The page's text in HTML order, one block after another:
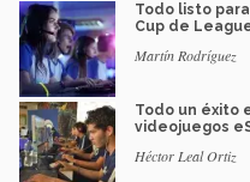
Todo listo
Cup de
Martín Rodríguez
Todo un éxito
videojuegos
Héctor Leal Ortiz